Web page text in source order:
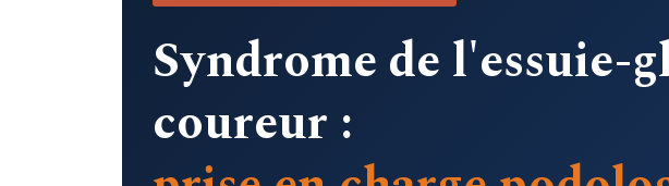
Syndrome de l'essuie-
coureur :